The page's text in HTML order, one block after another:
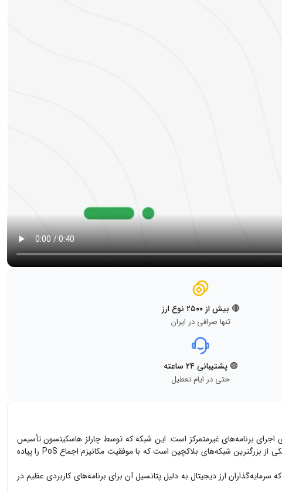
🔴 بیش از ۲۵۰۰ نوع ارز
تنها صرافی در ایران
🟢 پشتیبانی ۲۴ ساعته
حتی در ایام تعطیل
اجرای برنامه‌های غیرمتمرکز است. این شبکه که توسط چارلز هاسکینسون تأسیس
PoS را پیاده
ارز دیجیتال به دلیل پتانسیل آن برای برنامه‌های کاربردی عظیم در